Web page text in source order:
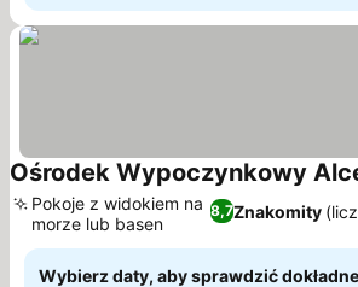
Ośrodek Wypoczynkowy
8,7Znakomity
Pokoje z widokiem na
morze lub basen
Wybierz daty, aby sprawdzić